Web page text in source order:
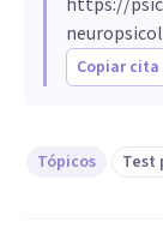
Copiar cita
Tópicos Test